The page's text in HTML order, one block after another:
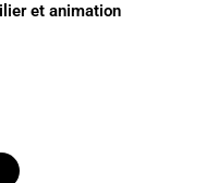
et animation